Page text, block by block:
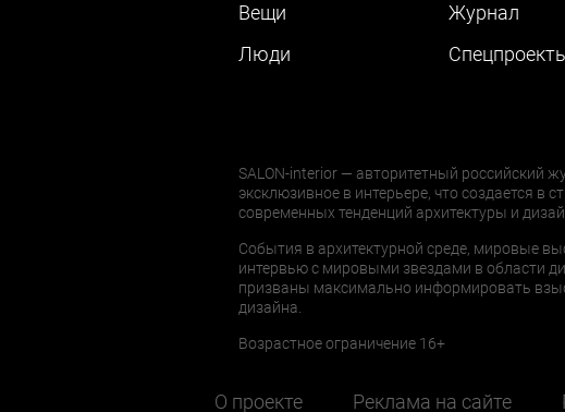
Вещи
Люди
Журнал
SALON-interior — авторитетный российский
эксклюзивное в интерьере, что создается в
современных тенденций архитектуры и
События в архитектурной среде, мировые
интервью с мировыми звездами в области
призваны максимально информировать
дизайна.
Возрастное ограничение 16+
О проекте Реклама на сайте